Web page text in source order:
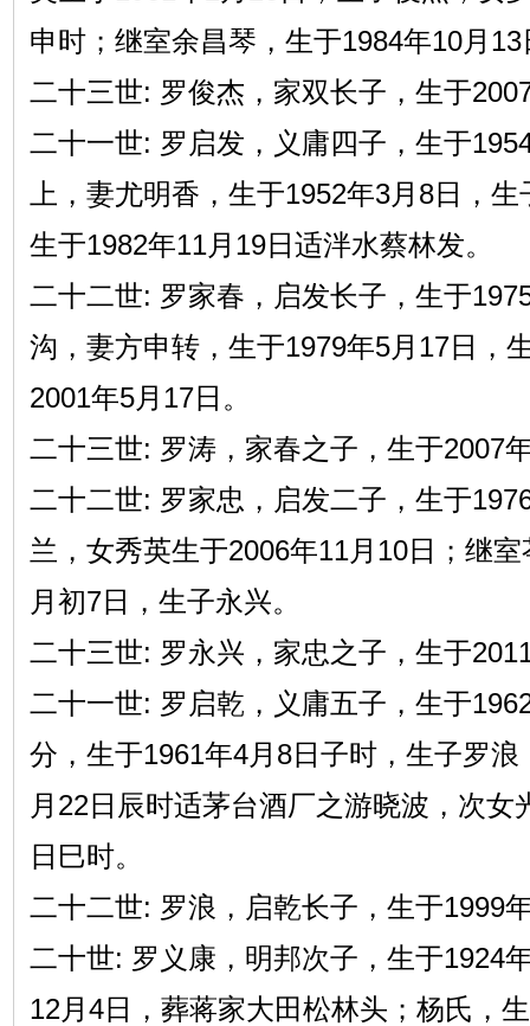
申时；继室余昌琴，生于1984年10月13
二十三世: 罗俊杰，家双长子，生于
二十一世: 罗启发，义庸四子，生于
上，妻尤明香，生于1952年3月8日，
生于1982年11月19日适泮水蔡林发。
二十二世: 罗家春，启发长子，生于
沟，妻方申转，生于1979年5月17日，
2001年5月17日。
二十三世: 罗涛，家春之子，生于2007
二十二世: 罗家忠，启发二子，生于
兰，女秀英生于2006年11月10日；继
月初7日，生子永兴。
二十三世: 罗永兴，家忠之子，生于
二十一世: 罗启乾，义庸五子，生于
分，生于1961年4月8日子时，生子罗
月22日辰时适茅台酒厂之游晓波，次女
日巳时。
二十二世: 罗浪，启乾长子，生于1999
二十世: 罗义康，明邦次子，生于1924
12月4日，葬蒋家大田松林头；杨氏，